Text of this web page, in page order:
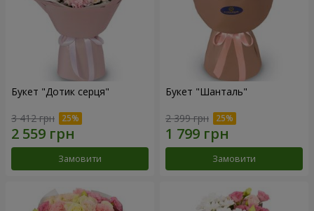
Букет "Дотик серця"
3 412 грн
Замовити
Букет "Шанталь"
2 399 грн
Замовити